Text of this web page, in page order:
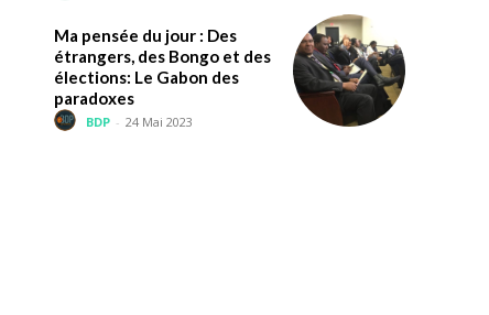
Ma pensée du jour : Des
étrangers, des Bongo et des
élections: Le Gabon des
paradoxes
BDP - 24 Mai 2023